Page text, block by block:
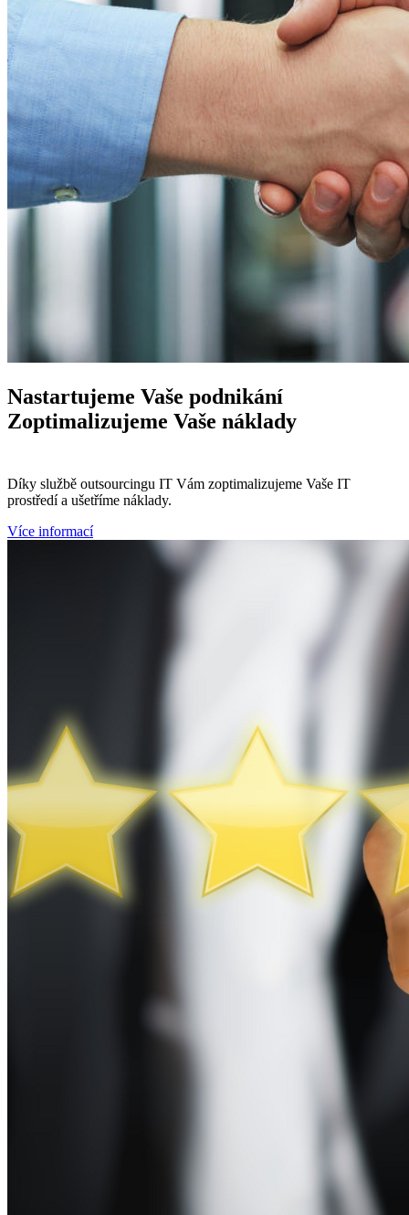
Nastartujeme Vaše podnikání
Zoptimalizujeme Vaše náklady
Díky službě outsourcingu IT Vám zoptimalizujeme Vaše IT
prostředí a ušetříme náklady.
Více informací